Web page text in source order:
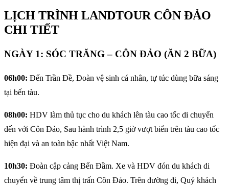
LỊCH TRÌNH LANDTOUR CÔN ĐẢO
CHI TIẾT
NGÀY 1: SÓC TRĂNG – CÔN ĐẢO (ĂN 2 BỮA)
06h00: Đến Trần Đề, Đoàn vệ sinh cá nhân, tự túc dùng bữa sáng
tại bến tàu.
08h00: HDV làm thủ tục cho du khách lên tàu cao tốc di chuyển
đến với Côn Đảo, Sau hành trình 2,5 giờ vượt biển trên tàu cao tốc
hiện đại và an toàn bậc nhất Việt Nam.
10h30: Đoàn cập cảng Bến Đầm. Xe và HDV đón du khách di
chuyển về trung tâm thị trấn Côn Đảo. Trên đường đi, Quý khách